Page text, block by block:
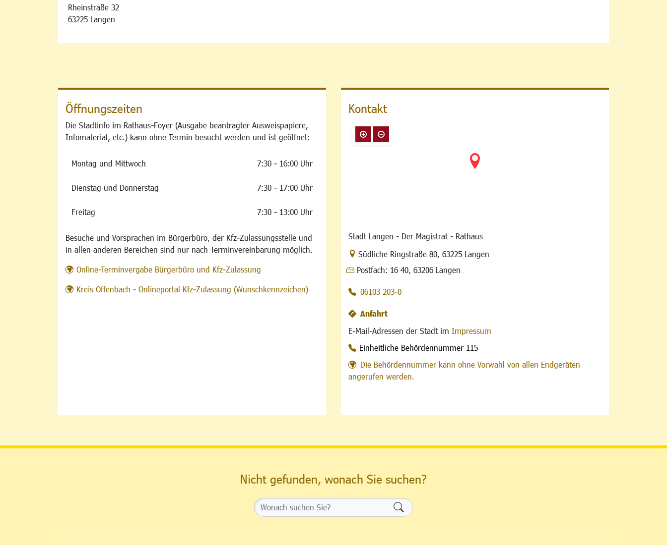
Rheinstraße 32
63225 Langen
Öffnungszeiten
Die Stadtinfo im Rathaus-Foyer (Ausgabe beantragter Ausweispapiere,
Infomaterial, etc.) kann ohne Termin besucht werden und ist geöffnet:
Montag und Mittwoch 7:30 - 16:00 Uhr
Dienstag und Donnerstag 7:30 - 17:00 Uhr
Freitag 7:30 - 13:00 Uhr
Besuche und Vorsprachen im Bürgerbüro, der Kfz-Zulassungsstelle und
in allen anderen Bereichen sind nur nach Terminvereinbarung möglich.
Online-Terminvergabe Bürgerbüro und Kfz-Zulassung
Kreis Offenbach - Onlineportal Kfz-Zulassung (Wunschkennzeichen)
Kontakt
Stadt Langen - Der Magistrat - Rathaus
Link zur Google-Maps Navigation
Südliche Ringstraße 80, 63225 Langen
Postfach: 16 40, 63206 Langen
06103 203-0
Anfahrt
E-Mail-Adressen der Stadt im Impressum
Einheitliche Behördennummer 115
Die Behördennummer kann ohne Vorwahl von allen Endgeräten
angerufen werden.
Nicht gefunden, wonach Sie suchen?
Formularschaltfläche